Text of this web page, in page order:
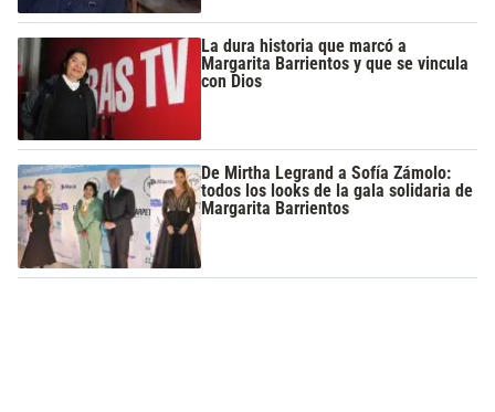
La dura historia que marcó a
Margarita Barrientos y que se vincula
con Dios
De Mirtha Legrand a Sofía Zámolo:
todos los looks de la gala solidaria de
Margarita Barrientos